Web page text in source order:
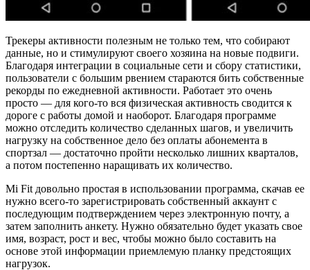
Трекеры активности полезным не только тем, что собирают
данные, но и стимулируют своего хозяина на новые подвиги.
Благодаря интеграции в социальные сети и сбору статистики,
пользователи с большим рвением стараются бить собственные
рекорды по ежедневной активности. Работает это очень
просто — для кого-то вся физическая активность сводится к
дороге с работы домой и наоборот. Благодаря программе
можно отследить количество сделанных шагов, и увеличить
нагрузку на собственное дело без оплаты абонемента в
спортзал — достаточно пройти несколько лишних кварталов,
а потом постепенно наращивать их количество.
Mi Fit довольно простая в использовании программа, скачав ее
нужно всего-то зарегистрировать собственный аккаунт с
последующим подтверждением через электронную почту, а
затем заполнить анкету. Нужно обязательно будет указать свое
имя, возраст, рост и вес, чтобы можно было составить на
основе этой информации приемлемую планку предстоящих
нагрузок.